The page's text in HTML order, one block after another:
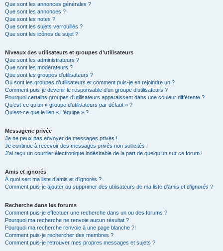
Que sont les annonces générales ?
Que sont les annonces ?
Que sont les notes ?
Que sont les sujets verrouillés ?
Que sont les icônes de sujet ?
Niveaux des utilisateurs et groupes d’utilisateurs
Que sont les administrateurs ?
Que sont les modérateurs ?
Que sont les groupes d’utilisateurs ?
Où sont les groupes d’utilisateurs et comment puis-je en rejoindre un ?
Comment puis-je devenir le responsable d’un groupe d’utilisateurs ?
Pourquoi certains groupes d’utilisateurs apparaissent dans une couleur différente ?
Qu’est-ce qu’un « groupe d’utilisateurs par défaut » ?
Qu’est-ce que le lien « L’équipe » ?
Messagerie privée
Je ne peux pas envoyer de messages privés !
Je continue à recevoir des messages privés non sollicités !
J’ai reçu un courrier électronique indésirable de la part de quelqu’un sur ce forum !
Amis et ignorés
À quoi sert ma liste d’amis et d’ignorés ?
Comment puis-je ajouter ou supprimer des utilisateurs de ma liste d’amis et d’ignorés ?
Recherche dans les forums
Comment puis-je effectuer une recherche dans un ou des forums ?
Pourquoi ma recherche ne renvoie aucun résultat ?
Pourquoi ma recherche renvoie à une page blanche ?!
Comment puis-je rechercher des membres ?
Comment puis-je retrouver mes propres messages et sujets ?